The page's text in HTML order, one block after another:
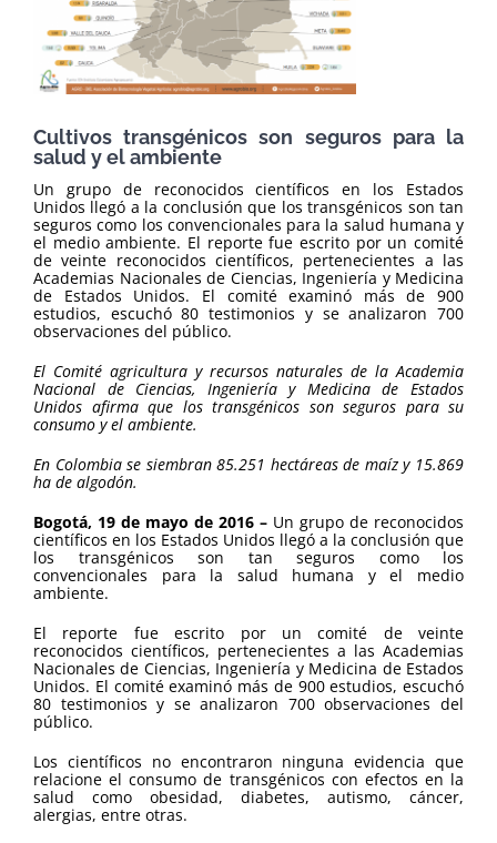
Cultivos transgénicos son seguros para la
salud y el ambiente
Un grupo de reconocidos científicos en los Estados
Unidos llegó a la conclusión que los transgénicos son tan
seguros como los convencionales para la salud humana y
el medio ambiente. El reporte fue escrito por un comité
de veinte reconocidos científicos, pertenecientes a las
Academias Nacionales de Ciencias, Ingeniería y Medicina
de Estados Unidos. El comité examinó más de 900
estudios, escuchó 80 testimonios y se analizaron 700
observaciones del público.
El Comité agricultura y recursos naturales de la Academia
Nacional de Ciencias, Ingeniería y Medicina de Estados
Unidos afirma que los transgénicos son seguros para su
consumo y el ambiente.
En Colombia se siembran 85.251 hectáreas de maíz y 15.869
ha de algodón.
Bogotá, 19 de mayo de 2016 – Un grupo de reconocidos
científicos en los Estados Unidos llegó a la conclusión que
los transgénicos son tan seguros como los
convencionales para la salud humana y el medio
ambiente.
El reporte fue escrito por un comité de veinte
reconocidos científicos, pertenecientes a las Academias
Nacionales de Ciencias, Ingeniería y Medicina de Estados
Unidos. El comité examinó más de 900 estudios, escuchó
80 testimonios y se analizaron 700 observaciones del
público.
Los científicos no encontraron ninguna evidencia que
relacione el consumo de transgénicos con efectos en la
salud como obesidad, diabetes, autismo, cáncer,
alergias, entre otras.